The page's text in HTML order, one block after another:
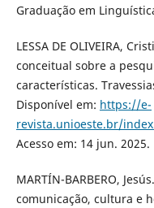
Graduação em
LESSA DE OLIVEIRA,
conceitual sobre a
características.
Disponível em: https://e-
revista.unioeste.br/
Acesso em: 14 jun. 2025.
MARTÍN-BARBERO,
comunicação, cultura e